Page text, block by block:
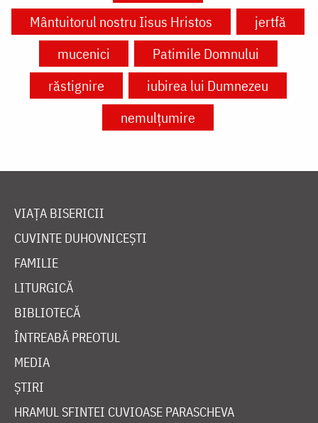
Mântuitorul nostru Iisus Hristos
jertfă
mucenici
Patimile Domnului
răstignire
iubirea lui Dumnezeu
nemulțumire
VIAȚA BISERICII
CUVINTE DUHOVNICEȘTI
FAMILIE
LITURGICĂ
BIBLIOTECĂ
ÎNTREABĂ PREOTUL
MEDIA
ȘTIRI
HRAMUL SFINTEI CUVIOASE PARASCHEVA